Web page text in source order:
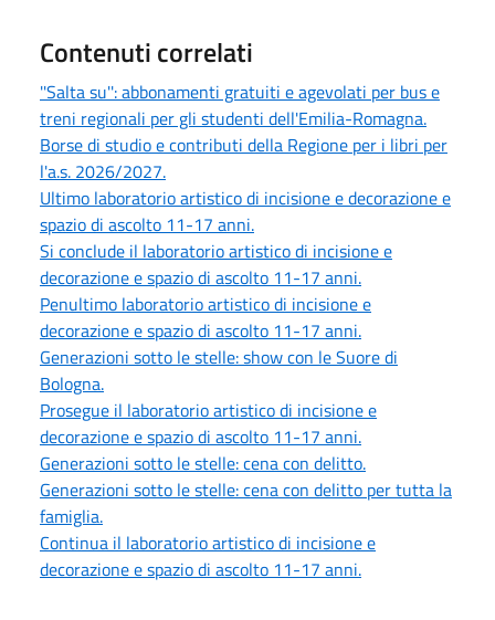
Contenuti correlati
''Salta su'': abbonamenti gratuiti e agevolati per bus e
treni regionali per gli studenti dell'Emilia-Romagna.
Borse di studio e contributi della Regione per i libri per
l'a.s. 2026/2027.
Ultimo laboratorio artistico di incisione e decorazione e
spazio di ascolto 11-17 anni.
Si conclude il laboratorio artistico di incisione e
decorazione e spazio di ascolto 11-17 anni.
Penultimo laboratorio artistico di incisione e
decorazione e spazio di ascolto 11-17 anni.
Generazioni sotto le stelle: show con le Suore di
Bologna.
Prosegue il laboratorio artistico di incisione e
decorazione e spazio di ascolto 11-17 anni.
Generazioni sotto le stelle: cena con delitto.
Generazioni sotto le stelle: cena con delitto per tutta la
famiglia.
Continua il laboratorio artistico di incisione e
decorazione e spazio di ascolto 11-17 anni.